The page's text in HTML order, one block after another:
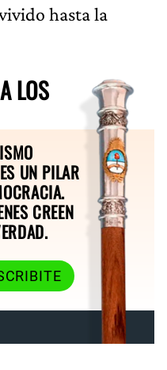
hasta la
LOS
UN PILAR
CREEN